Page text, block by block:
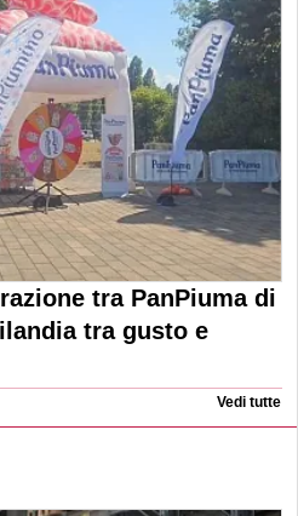
tra PanPiuma di
tra gusto e
Vedi tutte